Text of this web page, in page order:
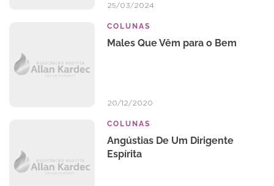
25/03/2024
COLUNAS
Males Que Vêm para o Bem
20/12/2020
COLUNAS
Angústias De Um Dirigente
Espírita